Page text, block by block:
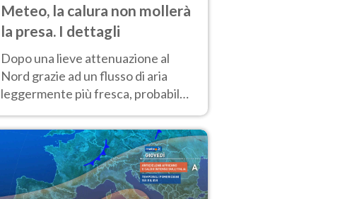
Meteo, la calura non mollerà
la presa. I dettagli
Dopo una lieve attenuazione al
Nord grazie ad un flusso di aria
leggermente più fresca, probabile
africano entro Ferragosto